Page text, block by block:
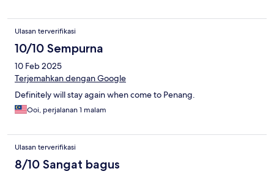
Ulasan terverifikasi
10/10 Sempurna
10 Feb 2025
Terjemahkan dengan Google
Definitely will stay again when come to Penang.
Ooi, perjalanan 1 malam
Ulasan terverifikasi
8/10 Sangat bagus